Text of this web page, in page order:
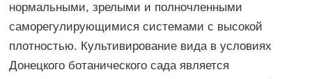
нормальными, зрелыми и полночленными
саморегулирующимися системами с высокой
плотностью. Культивирование вида в условиях
Донецкого ботанического сада является